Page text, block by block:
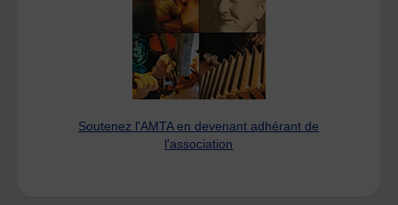
Soutenez l'AMTA en devenant adhérant de
l'association